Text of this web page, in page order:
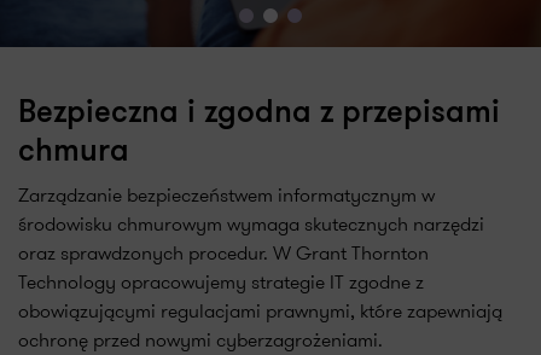
Bezpieczna i zgodna z przepisami
chmura
Zarządzanie bezpieczeństwem informatycznym w
środowisku chmurowym wymaga skutecznych narzędzi
oraz sprawdzonych procedur. W Grant Thornton
Technology opracowujemy strategie IT zgodne z
obowiązującymi regulacjami prawnymi, które zapewniają
ochronę przed nowymi cyberzagrożeniami.